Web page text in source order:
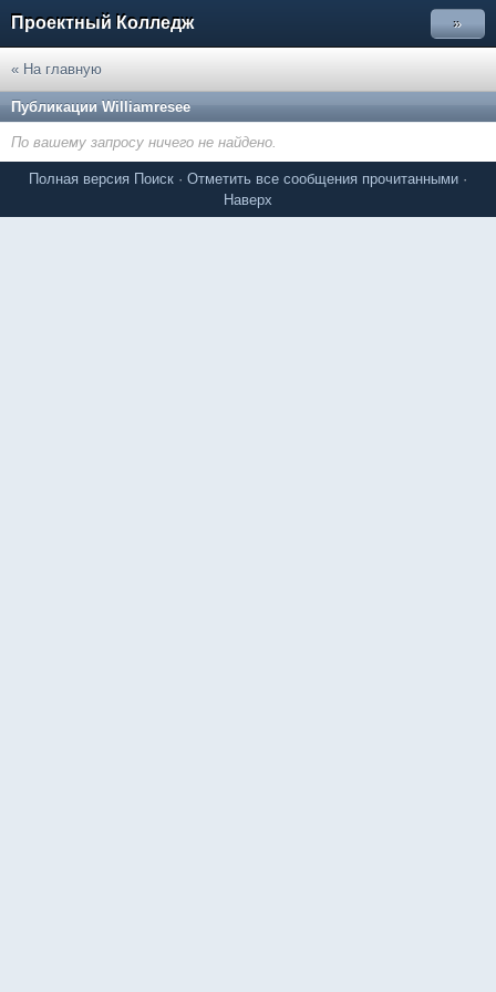
Проектный Колледж »
« На главную
Публикации Williamresee
По вашему запросу ничего не найдено.
Полная версия Поиск · Отметить все сообщения прочитанными ·
Наверх